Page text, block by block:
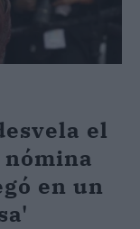
el
en un